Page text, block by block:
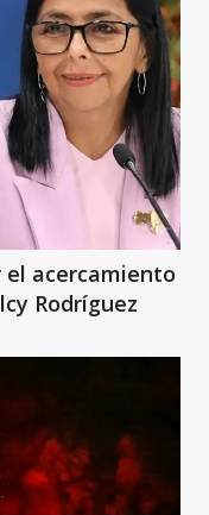
el acercamiento
Rodríguez